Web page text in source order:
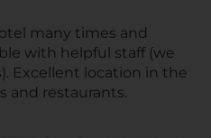
many times and
with helpful staff (we
and restaurants.